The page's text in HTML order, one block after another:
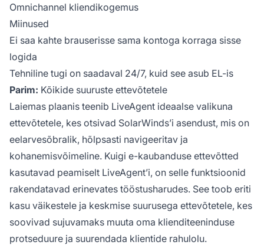
Omnichannel kliendikogemus
Miinused
Ei saa kahte brauserisse sama kontoga korraga sisse
logida
Tehniline tugi on saadaval 24/7, kuid see asub EL-is
Parim: Kõikide suuruste ettevõtetele
Laiemas plaanis teenib LiveAgent ideaalse valikuna
ettevõtetele, kes otsivad SolarWinds’i asendust, mis on
eelarvesõbralik, hõlpsasti navigeeritav ja
kohanemisvõimeline. Kuigi e-kaubanduse ettevõtted
kasutavad peamiselt LiveAgent’i, on selle funktsioonid
rakendatavad erinevates tööstusharudes. See toob eriti
kasu väikestele ja keskmise suurusega ettevõtetele, kes
soovivad sujuvamaks muuta oma klienditeeninduse
protseduure ja suurendada klientide rahulolu.